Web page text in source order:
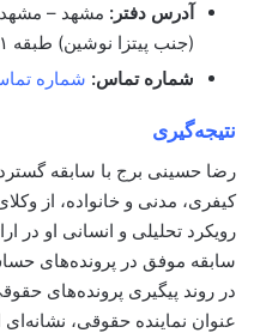
آدرس دفتر:
(جنب پیتزا نوشین) طبقه ۱
شماره تماس: شماره
نتیجه‌گیری
رضا حسینی برج با سابقه
کیفری، مدنی و خانواده، از
رویکرد تحلیلی و انسانی او در
سابقه موفق در پرونده‌های
در روند پیگیری پرونده‌های
عنوان نماینده حقوقی،